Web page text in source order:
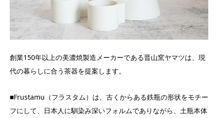
創業150年以上の美濃焼製造メーカーである晋山窯ヤマツは、現
代の暮らしに合う茶器を提案します。
■Frustamu（フラスタム）は、古くからある鉄瓶の形状をモチー
フにして、日本人に馴染み深いフォルムでありながら、土瓶本体